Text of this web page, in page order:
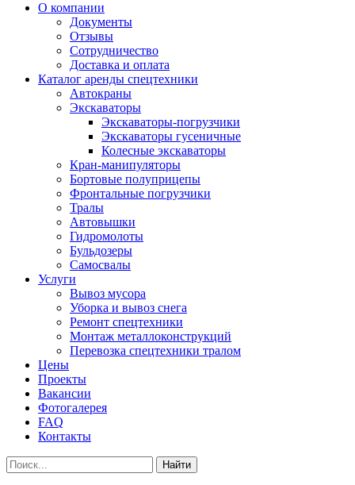
О компании
Документы
Отзывы
Сотрудничество
Доставка и оплата
Каталог аренды спецтехники
Автокраны
Экскаваторы
Экскаваторы-погрузчики
Экскаваторы гусеничные
Колесные экскаваторы
Кран-манипуляторы
Бортовые полуприцепы
Фронтальные погрузчики
Тралы
Автовышки
Гидромолоты
Бульдозеры
Самосвалы
Услуги
Вывоз мусора
Уборка и вывоз снега
Ремонт спецтехники
Монтаж металлоконструкций
Перевозка спецтехники тралом
Цены
Проекты
Вакансии
Фотогалерея
FAQ
Контакты
Найти